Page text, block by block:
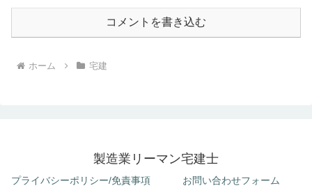
コメントを書き込む
ホーム 宅建
製造業リーマン宅建士
プライバシーポリシー/免責事項 お問い合わせフォーム